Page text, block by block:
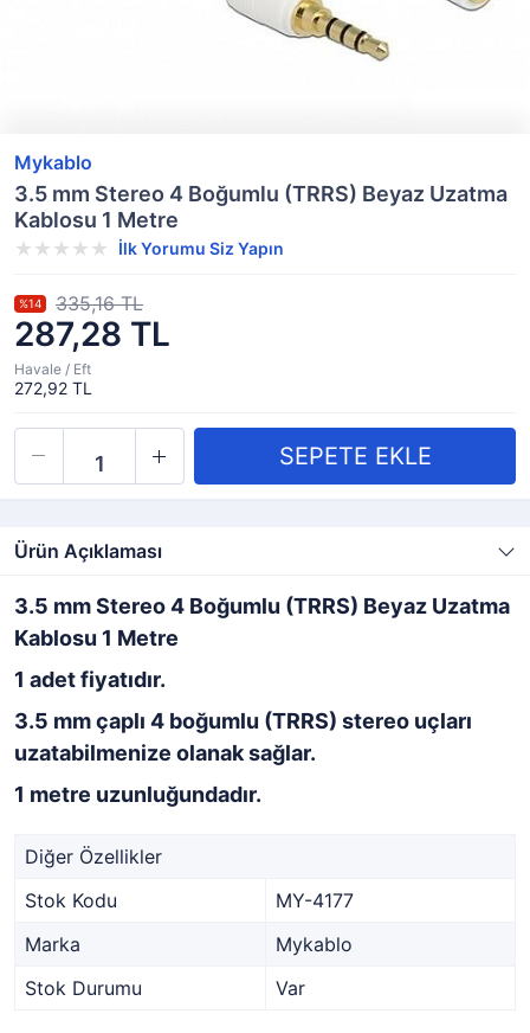
Mykablo
3.5 mm Stereo 4 Boğumlu (TRRS) Beyaz Uzatma
Kablosu 1 Metre
İlk Yorumu Siz Yapın
287,28 TL
%14 335,16 TL
Havale / Eft
272,92 TL
Ürün Açıklaması
3.5 mm Stereo 4 Boğumlu (TRRS) Beyaz Uzatma
Kablosu 1 Metre
1 adet fiyatıdır.
3.5 mm çaplı 4 boğumlu (TRRS) stereo uçları
uzatabilmenize olanak sağlar.
1 metre uzunluğundadır.
Diğer Özellikler
Stok Kodu
MY-4177
Marka
Mykablo
Stok Durumu
Var